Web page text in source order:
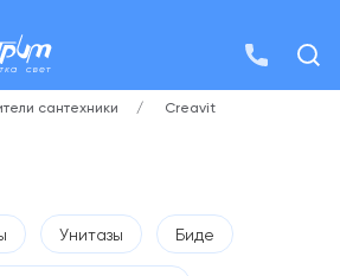
сантехники Creavit
Унитазы Биде